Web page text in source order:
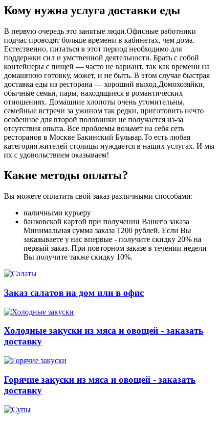
Кому нужна услуга доставки еды
В первую очередь это занятые люди.Офисные работники
подчас проводят больше времени в кабинетах, чем дома.
Естественно, питаться в этот период необходимо для
поддержки сил и умственной деятельности. Брать с собой
контейнеры с пищей ― часто не вариант, так как времени на
домашнюю готовку, может, и не быть. В этом случае быстрая
доставка еды из ресторана ― хороший выход.Домохозяйки,
обычные семьи, пары, находящиеся в романтических
отношениях. Домашние хлопоты очень утомительны,
семейные встречи за ужином так редки, приготовить нечто
особенное для второй половинки не получается из-за
отсутствия опыта. Все проблемы возьмет на себя сеть
ресторанов в Москве Бакинский Бульвар.То есть любая
категория жителей столицы нуждается в наших услугах. И мы
их с удовольствием оказываем!
Какие методы оплаты?
Вы можете оплатить свой заказ различными способами:
наличными курьеру
банковской картой при получении Вашего заказа
Минимальная сумма заказа 1200 рублей. Если Вы
заказываете у нас впервые - получите скидку 20% на
первый заказ. При повторном заказе в течении недели
Вы получите также скидку 10%.
Заказ салатов на дом или в офис
Холодные закуски из мяса и овощей - заказать
доставку
Горячие закуски из мяса и овощей - заказать
доставку